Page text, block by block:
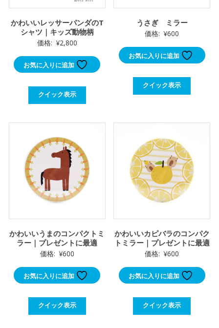
かわいいレッサーパンダのT
シャツ｜キッズ動物柄
価格: ¥2,800
お気に入りに追加
クイック表示
うさぎ ミラー
価格: ¥600
お気に入りに追加
クイック表示
かわいいうまのコンパクトミ
ラー｜プレゼントに最適
価格: ¥600
お気に入りに追加
クイック表示
かわいいカピバラのコンパク
トミラー｜プレゼントに最適
価格: ¥600
お気に入りに追加
クイック表示